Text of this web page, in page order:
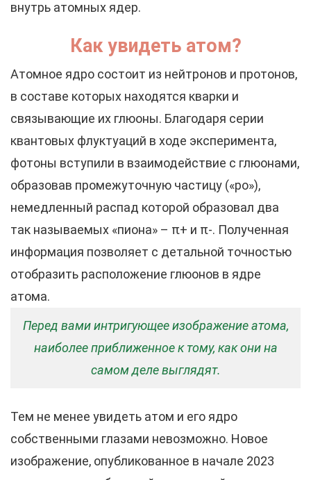
внутрь атомных ядер.
Как увидеть атом?
Атомное ядро состоит из нейтронов и протонов,
в составе которых находятся кварки и
связывающие их глюоны. Благодаря серии
квантовых флуктуаций в ходе эксперимента,
фотоны вступили в взаимодействие с глюонами,
образовав промежуточную частицу («ро»),
немедленный распад которой образовал два
так называемых «пиона» – π+ и π-. Полученная
информация позволяет с детальной точностью
отобразить расположение глюонов в ядре
атома.
Перед вами интригующее изображение атома,
наиболее приближенное к тому, как они на
самом деле выглядят.
Тем не менее увидеть атом и его ядро
собственными глазами невозможно. Новое
изображение, опубликованное в начале 2023